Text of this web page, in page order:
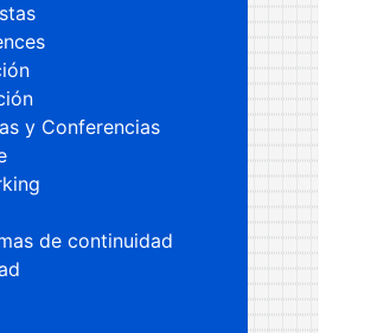
y Conferencias
de continuidad